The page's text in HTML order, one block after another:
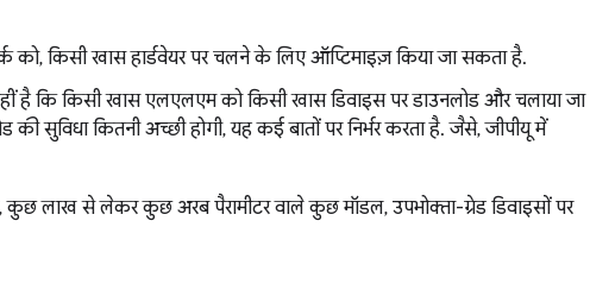
को, किसी खास हार्डवेयर पर चलने के लिए ऑप्टिमाइज़ किया जा सकता है.
है कि किसी खास एलएलएम को किसी खास डिवाइस पर डाउनलोड और चलाया जा
की सुविधा कितनी अच्छी होगी, यह कई बातों पर निर्भर करता है. जैसे, जीपीयू में
लाख से लेकर कुछ अरब पैरामीटर वाले कुछ मॉडल, उपभोक्ता-ग्रेड डिवाइसों पर